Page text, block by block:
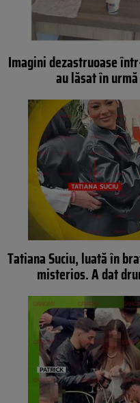
Imagini dezastruoase
au lăsat în
Tatiana Suciu, luată în
misterios. A dat